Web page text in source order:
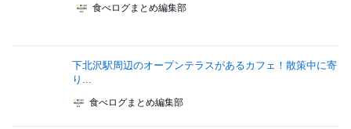
食べログまとめ編集部
下北沢駅周辺のオープンテラスがあるカフェ！散策中に寄
り...
食べログまとめ編集部